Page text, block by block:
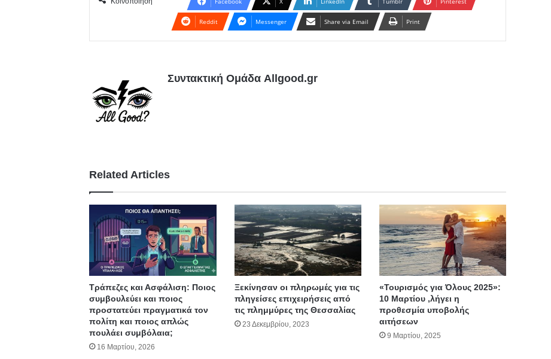
Reddit Messenger Share via Email Print
Συντακτική Ομάδα Allgood.gr
Related Articles
Τράπεζες και Ασφάλιση: Ποιος
συμβουλεύει και ποιος
προστατεύει πραγματικά τον
πολίτη και ποιος απλώς
πουλάει συμβόλαια;
16 Μαρτίου, 2026
Ξεκίνησαν οι πληρωμές για τις
πληγείσες επιχειρήσεις από
τις πλημμύρες της Θεσσαλίας
23 Δεκεμβρίου, 2023
«Τουρισμός για Όλους 2025»:
10 Μαρτίου ,λήγει η
προθεσμία υποβολής
αιτήσεων
9 Μαρτίου, 2025